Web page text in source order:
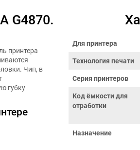
G4870.
принтера
Чип, в
губку
Для принтера
Технология печати
Серия принтеров
Код ёмкости для
отработки
Назначение